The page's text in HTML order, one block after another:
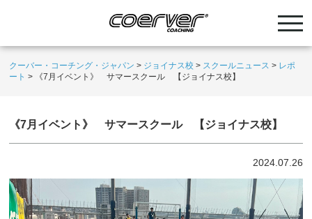
クーバー・コーチング・ジャパン > ジョイナス校 > スクールニュース > レポ
ート > 《7月イベント》 サマースクール 【ジョイナス校】
《7月イベント》 サマースクール 【ジョイナス校】
2024.07.26